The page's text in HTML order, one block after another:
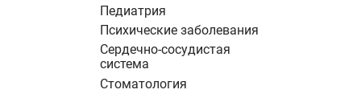
Педиатрия
Психические заболевания
Сердечно-сосудистая
система
Стоматология